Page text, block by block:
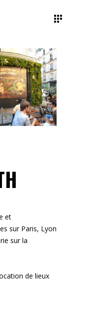
et
sur Paris, Lyon
sur la
de lieux